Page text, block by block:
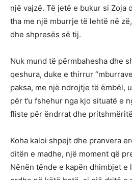
një vajzë. Të jetë e bukur si Zoja
tha me një mburrje të lehtë në
dhe shpresës së tij.
Nuk mund të përmbahesha dhe
qeshura, duke e thirrur
paksa, me një ndrojtje të ëmbël,
për t’u fshehur nga kjo situatë e
fliste për ëndrrat dhe
Koha kaloi shpejt dhe pranvera
ditën e madhe, një moment që
Nënën tënde e kapën dhimbjet e